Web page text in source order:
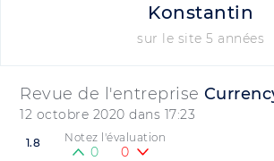
Revue de l'entreprise
12 octobre 2020 dans 17:23
1.8 Notez l'évaluation
0 0
Konstantin
sur le site 5 années